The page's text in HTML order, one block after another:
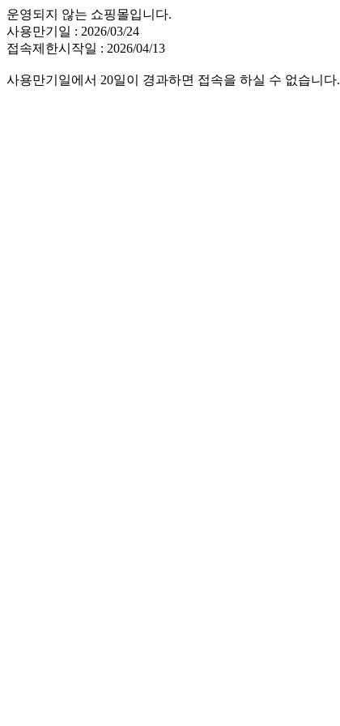
운영되지 않는 쇼핑몰입니다.
사용만기일 : 2026/03/24
접속제한시작일 : 2026/04/13
사용만기일에서 20일이 경과하면 접속을 하실 수 없습니다.